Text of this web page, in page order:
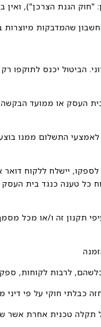
הביטול יכנס
יום ממועד קבלת המוצר חזרה
התשלום ממנו
יישלח ללקוח
כל טענה כנגד בית העסק
תקנון זה ו/או מכל
תקלה טכנית אחרת